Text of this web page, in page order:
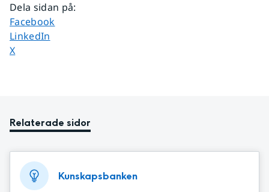
Dela sidan på:
Dela sidan på
Facebook
Dela sidan på
LinkedIn
Dela sidan på
X
Relaterade sidor
Kunskapsbanken